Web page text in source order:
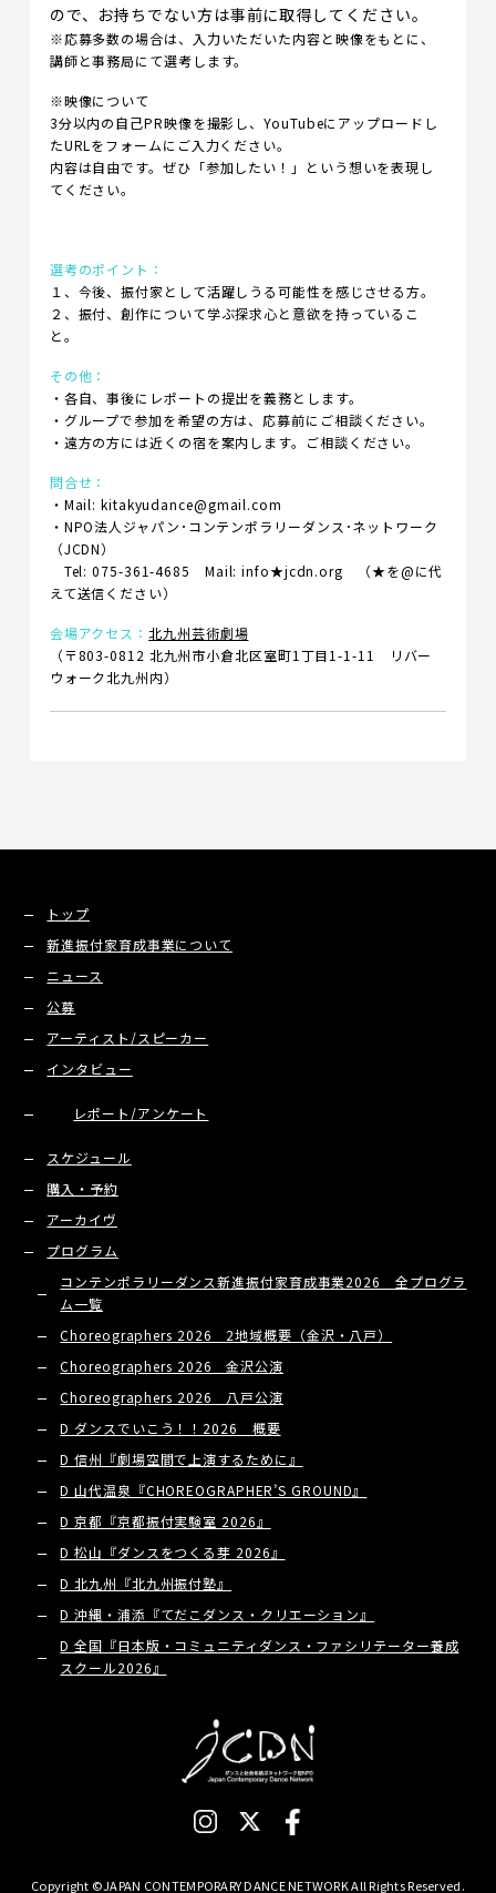
ので、お持ちでない方は事前に取得してください。
※応募多数の場合は、入力いただいた内容と映像をもとに、
講師と事務局にて選考します。
※映像について
3分以内の自己PR映像を撮影し、YouTubeにアップロードし
たURLをフォームにご入力ください。
内容は自由です。ぜひ「参加したい！」という想いを表現し
てください。
選考のポイント：
１、今後、振付家として活躍しうる可能性を感じさせる方。
２、振付、創作について学ぶ探求心と意欲を持っているこ
と。
その他：
・各自、事後にレポートの提出を義務とします。
・グループで参加を希望の方は、応募前にご相談ください。
・遠方の方には近くの宿を案内します。ご相談ください。
問合せ：
・Mail: kitakyudance@gmail.com
・NPO法人ジャパン･コンテンポラリーダンス･ネットワーク
（JCDN）
Tel: 075-361-4685 Mail: info★jcdn.org （★を@に代
えて送信ください）
会場アクセス：北九州芸術劇場
（〒803-0812 北九州市小倉北区室町1丁目1-1-11 リバー
ウォーク北九州内）
トップ
新進振付家育成事業について
ニュース
公募
アーティスト/スピーカー
インタビュー
レポート/アンケート
スケジュール
購入・予約
アーカイヴ
プログラム
コンテンポラリーダンス新進振付家育成事業2026 全プログラ
ム一覧
Choreographers 2026 2地域概要（金沢・八戸）
Choreographers 2026 金沢公演
Choreographers 2026 八戸公演
D ダンスでいこう！！2026 概要
D 信州『劇場空間で上演するために』
D 山代温泉『CHOREOGRAPHER’S GROUND』
D 京都『京都振付実験室 2026』
D 松山『ダンスをつくる芽 2026』
D 北九州『北九州振付塾』
D 沖縄・浦添『てだこダンス・クリエーション』
D 全国『日本版・コミュニティダンス・ファシリテーター養成
スクール2026』
Copyright ©JAPAN CONTEMPORARY DANCE NETWORK All Rights Reserved.